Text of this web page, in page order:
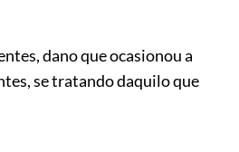
dano que ocasionou a
se tratando daquilo que